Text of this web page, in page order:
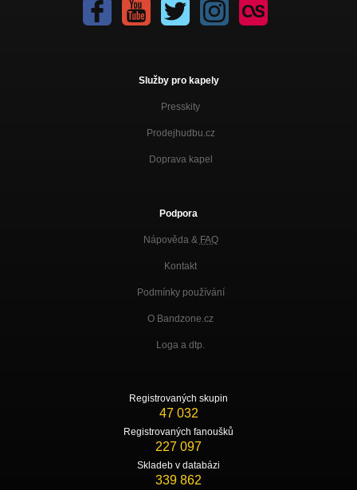
Služby pro kapely
Presskity
Prodejhudbu.cz
Doprava kapel
Podpora
Nápověda & FAQ
Kontakt
Podmínky používání
O Bandzone.cz
Loga a dtp.
Registrovaných skupin
47 032
Registrovaných fanoušků
227 097
Skladeb v databázi
339 862